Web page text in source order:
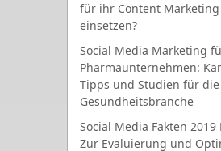
für ihr Content Marketing
einsetzen?
Social Media Marketing
Pharmaunternehmen:
Tipps und Studien für die
Gesundheitsbranche
Social Media Fakten 2019
Zur Evaluierung und